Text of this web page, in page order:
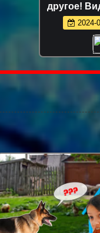
другое!
2024-